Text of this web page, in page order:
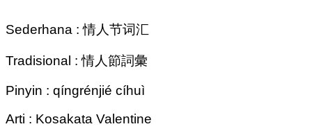
Sederhana : 情人节词汇
Tradisional : 情人節詞彙
Pinyin : qíngrénjié cíhuì
Arti : Kosakata Valentine